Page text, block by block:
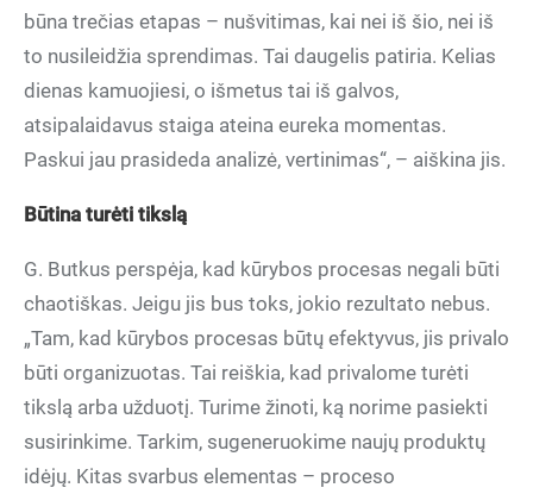
būna trečias etapas – nušvitimas, kai nei iš šio, nei iš
to nusileidžia sprendimas. Tai daugelis patiria. Kelias
dienas kamuojiesi, o išmetus tai iš galvos,
atsipalaidavus staiga ateina eureka momentas.
Paskui jau prasideda analizė, vertinimas“, – aiškina jis.
Būtina turėti tikslą
G. Butkus perspėja, kad kūrybos procesas negali būti
chaotiškas. Jeigu jis bus toks, jokio rezultato nebus.
„Tam, kad kūrybos procesas būtų efektyvus, jis privalo
būti organizuotas. Tai reiškia, kad privalome turėti
tikslą arba užduotį. Turime žinoti, ką norime pasiekti
susirinkime. Tarkim, sugeneruokime naujų produktų
idėjų. Kitas svarbus elementas – proceso